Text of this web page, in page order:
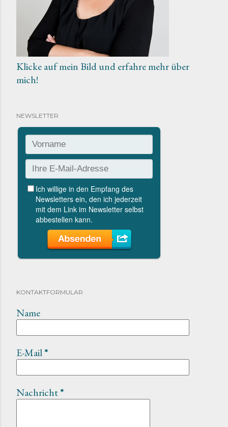
Klicke auf mein Bild und erfahre mehr über
mich!
NEWSLETTER
KONTAKTFORMULAR
Name
E-Mail*
Nachricht*